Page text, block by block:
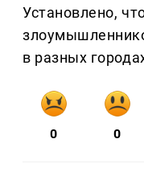
Установлено,
в разных
0 0